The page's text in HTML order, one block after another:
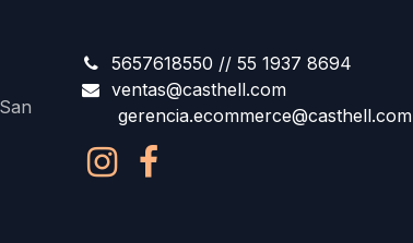
5657618550 // 55 1937 8694
ventas@casthell.com
gerencia.ecommerce@casthell.com